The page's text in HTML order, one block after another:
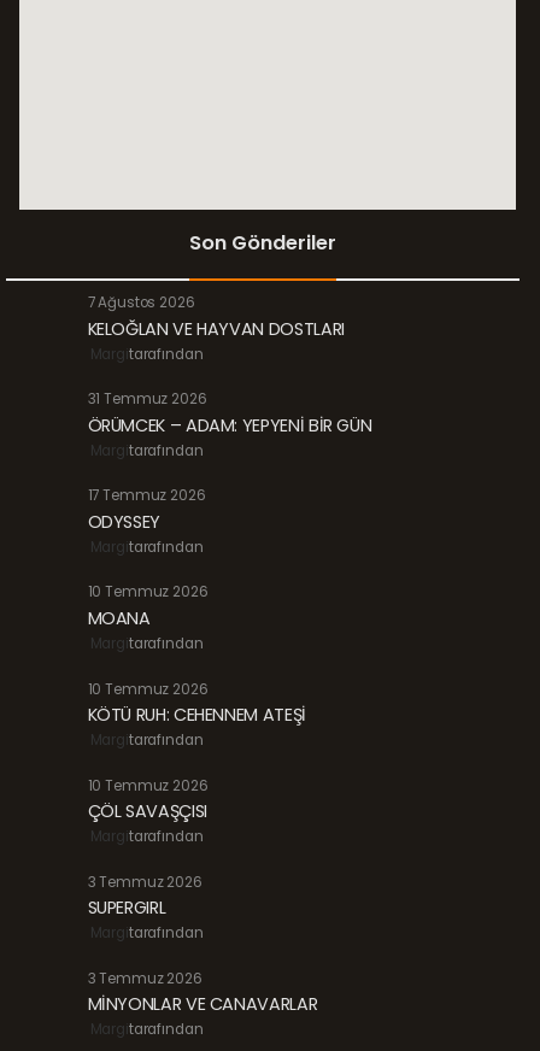
Son Gönderiler
7 Ağustos 2026
KELOĞLAN VE HAYVAN DOSTLARI
Margitarafından
31 Temmuz 2026
ÖRÜMCEK – ADAM: YEPYENİ BİR GÜN
Margitarafından
17 Temmuz 2026
ODYSSEY
Margitarafından
10 Temmuz 2026
MOANA
Margitarafından
10 Temmuz 2026
KÖTÜ RUH: CEHENNEM ATEŞİ
Margitarafından
10 Temmuz 2026
ÇÖL SAVAŞÇISI
Margitarafından
3 Temmuz 2026
SUPERGIRL
Margitarafından
3 Temmuz 2026
MİNYONLAR VE CANAVARLAR
Margitarafından